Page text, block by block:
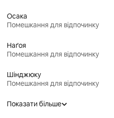
Осака
Помешкання для відпочинку
Наґоя
Помешкання для відпочинку
Шінджюку
Помешкання для відпочинку
Показати більше